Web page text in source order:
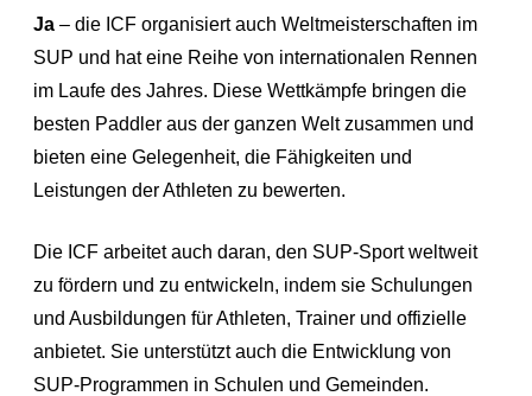
Ja – die ICF organisiert auch Weltmeisterschaften im
SUP und hat eine Reihe von internationalen Rennen
im Laufe des Jahres. Diese Wettkämpfe bringen die
besten Paddler aus der ganzen Welt zusammen und
bieten eine Gelegenheit, die Fähigkeiten und
Leistungen der Athleten zu bewerten.
Die ICF arbeitet auch daran, den SUP-Sport weltweit
zu fördern und zu entwickeln, indem sie Schulungen
und Ausbildungen für Athleten, Trainer und offizielle
anbietet. Sie unterstützt auch die Entwicklung von
SUP-Programmen in Schulen und Gemeinden.